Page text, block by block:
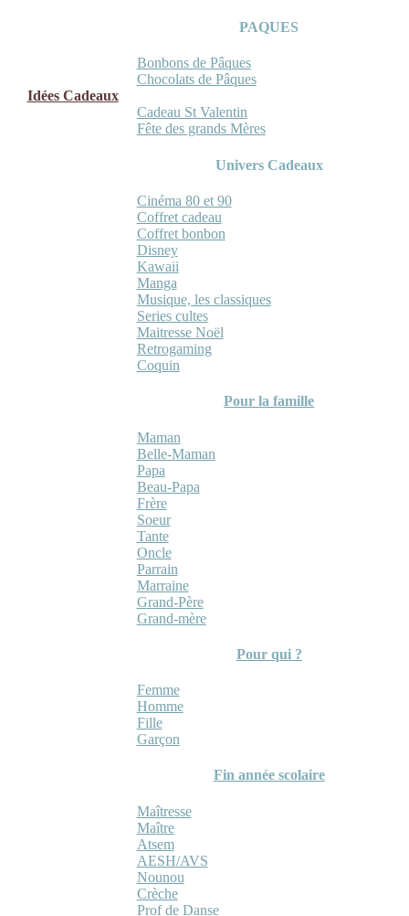
PAQUES
Bonbons de Pâques
Chocolats de Pâques
Idées Cadeaux
Cadeau St Valentin
Fête des grands Mères
Univers Cadeaux
Cinéma 80 et 90
Coffret cadeau
Coffret bonbon
Disney
Kawaii
Manga
Musique, les classiques
Series cultes
Maitresse Noël
Retrogaming
Coquin
Pour la famille
Maman
Belle-Maman
Papa
Beau-Papa
Frère
Soeur
Tante
Oncle
Parrain
Marraine
Grand-Père
Grand-mère
Pour qui ?
Femme
Homme
Fille
Garçon
Fin année scolaire
Maîtresse
Maître
Atsem
AESH/AVS
Nounou
Crèche
Prof de Danse